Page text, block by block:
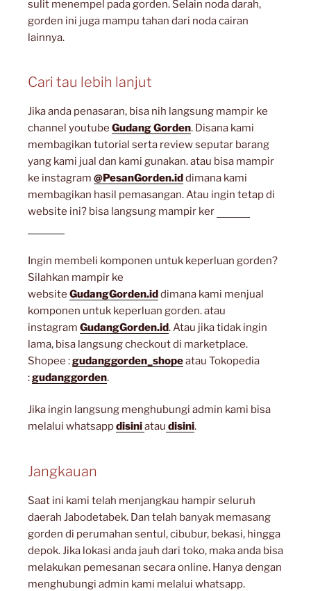
sulit menempel pada gorden. Selain noda darah,
gorden ini juga mampu tahan dari noda cairan
lainnya.
Cari tau lebih lanjut
Jika anda penasaran, bisa nih langsung mampir ke
channel youtube Gudang Gorden. Disana kami
membagikan tutorial serta review seputar barang
yang kami jual dan kami gunakan. atau bisa mampir
ke instagram @PesanGorden.iddimana kami
membagikan hasil pemasangan. Atau ingin tetap di
website ini? bisa langsung mampir ker
Ingin membeli komponen untuk keperluan gorden?
Silahkan mampir ke
website GudangGorden.iddimana kami menjual
komponen untuk keperluan gorden. atau
instagram GudangGorden.id. Atau jika tidak ingin
lama, bisa langsung checkout di marketplace.
Shopee :gudanggorden_shopeatau Tokopedia
:gudanggorden.
Jika ingin langsung menghubungi admin kami bisa
melalui whatsappdisiniatau disini.
Jangkauan
Saat ini kami telah menjangkau hampir seluruh
daerah Jabodetabek. Dan telah banyak memasang
gorden di perumahan sentul, cibubur, bekasi, hingga
depok. Jika lokasi anda jauh dari toko, maka anda bisa
melakukan pemesanan secara online. Hanya dengan
menghubungi admin kami melalui whatsapp.